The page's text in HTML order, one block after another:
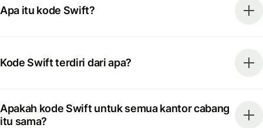
Apa itu kode Swift?
Kode Swift terdiri dari apa?
Apakah kode Swift untuk semua kantor cabang
itu sama?